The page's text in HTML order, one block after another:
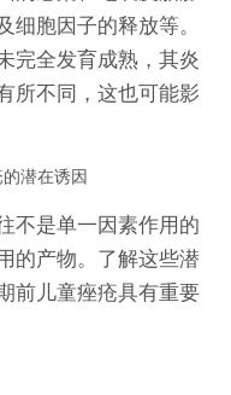
细胞因子的释放等。
完全发育成熟，其炎
所不同，这也可能影
潜在诱因
不是单一因素作用的
的产物。了解这些潜
前儿童痤疮具有重要